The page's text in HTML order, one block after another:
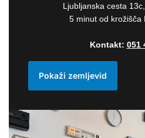
Ljubljanska cesta
5 minut od krožišča
Kontakt: 051
Pokaži zemljevid